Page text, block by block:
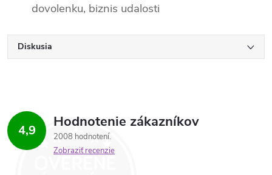
dovolenku, biznis udalosti
Diskusia
4,9 Hodnotenie zákazníkov
2008 hodnotení
Zobraziť recenzie